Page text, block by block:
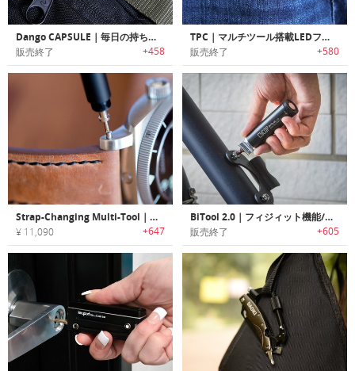
Dango CAPSULE｜毎日の持ち運びに最適なピルケース
販売終了 +458
TPC｜マルチツール搭載LEDフラッシュライト付きポケットクリップ「TPC」
販売終了 +580
Strap-Changing Multi-Tool｜ウォッチストラップ変更に必要なツール全てを搭載したマルチツール
¥ 11,090 +647
BiTool 2.0｜フィジィット機能/フラッシュライト付きキーホルダーサイズマルチツール「バイツール2.0」
販売終了 +605